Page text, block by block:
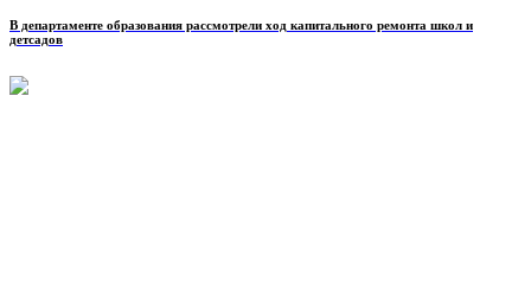
В департаменте образования рассмотрели ход капитального ремонта школ и
детсадов